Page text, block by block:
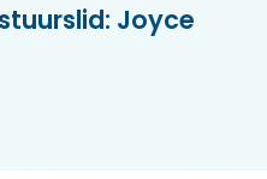
Joyce